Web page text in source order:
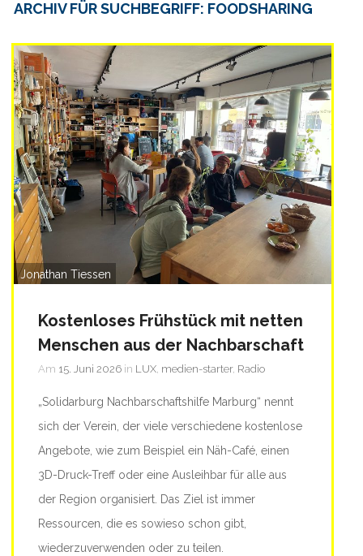
ARCHIV FÜR SUCHBEGRIFF: FOODSHARING
Jonathan Tiessen
Kostenloses Frühstück mit netten
Menschen aus der Nachbarschaft
Am 15. Juni 2026 in LUX, medien-starter, Radio
„Solidarburg Nachbarschaftshilfe Marburg“ nennt
sich der Verein, der viele verschiedene kostenlose
Angebote, wie zum Beispiel ein Näh-Café, einen
3D-Druck-Treff oder eine Ausleihbar für alle aus
der Region organisiert. Das Ziel ist immer
Ressourcen, die es sowieso schon gibt,
wiederzuverwenden oder zu teilen.